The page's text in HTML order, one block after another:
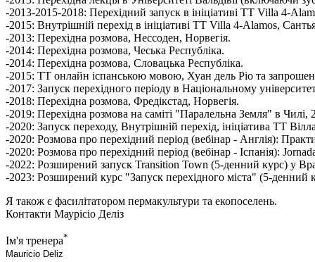
-2013-2015-2018: Перехідний запуск в ініціативі TT Villa 4-
-2015: Внутрішній перехід в ініціативі TT Villa 4-Alamos,
-2013: Перехідна розмова, Нессоден, Норвегія.
-2014: Перехідна розмова, Чеська Республіка.
-2014: Перехідна розмова, Словацька Республіка.
-2015: ТТ онлайн іспанською мовою, Хуан дель Ріо та
-2017: Запуск перехідного періоду в Національному
-2018: Перехідна розмова, Фредікстад, Норвегія.
-2019: Перехідна розмова на саміті "Паралельна Земля" в Чилі,
-2020: Запуск переходу, Внутрішній перехід, ініціатива ТТ
-2020: Розмова про перехідний період (вебінар - Англія):
-2020: Розмова про перехідний період (вебінар - Іспанія):
-2022: Розширений запуск Transition Town (5-денний курс) у
-2023: Розширений курс "Запуск перехідного міста" (5-денний
Я також є фасилітатором пермакультури та екопоселень.
Контакти Маурісіо Деліз
Ім'я тренера*